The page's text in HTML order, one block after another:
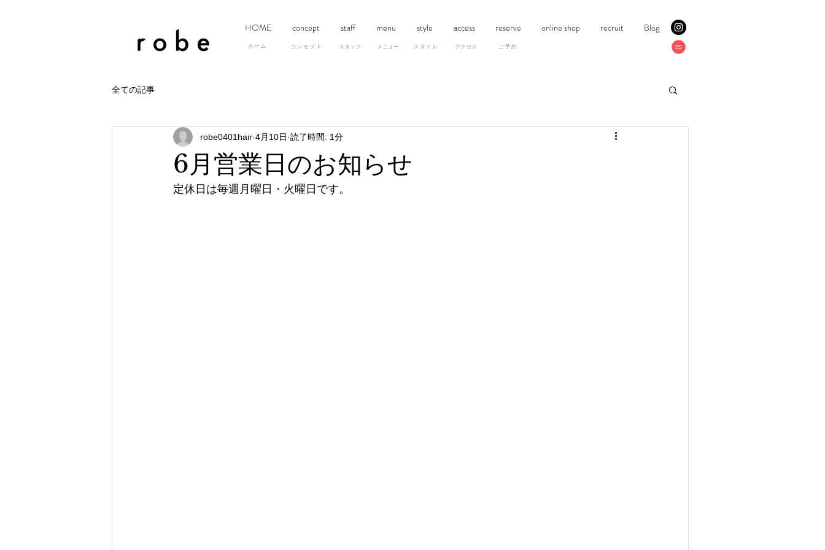
HOME concept staff menu style access reserve online shop recruit Blog
ホーム ​コンセプト スタッフ メニュー スタイル アクセス ご予約
全ての記事
6月営業日のお知らせ
robe0401hair 4月10日 読了時間: 1分
定休日は毎週月曜日・火曜日です。